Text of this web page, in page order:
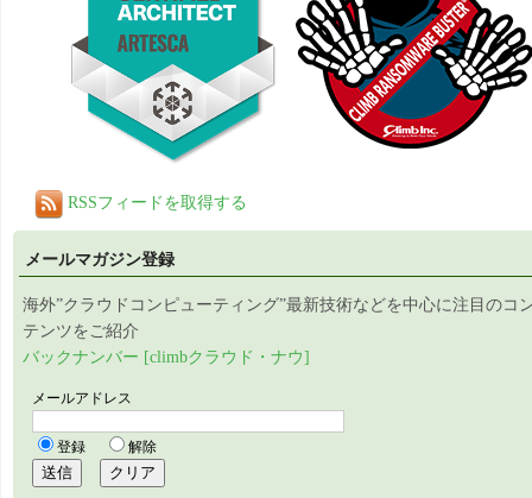
RSSフィードを取得する
メールマガジン登録
海外”クラウドコンピューティング”最新技術などを中心に注目のコ
テンツをご紹介
バックナンバー [climbクラウド・ナウ]